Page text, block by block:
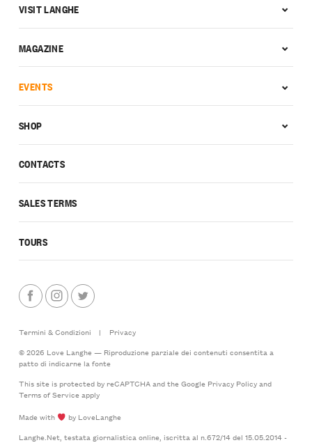
CONTACTS
SALES TERMS
TOURS
VISIT LANGHE
MAGAZINE
EVENTS
SHOP
Termini & Condizioni |
Privacy
© 2026 Love Langhe — Riproduzione parziale dei contenuti consentita a
patto di indicarne la fonte
This site is protected by reCAPTCHA and the Google Privacy Policyand
Terms of Serviceapply
Made with
by LoveLanghe
Langhe.Net, testata giornalistica online, iscritta al n.672/14 del 15.05.2014 -